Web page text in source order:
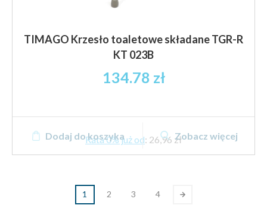
TIMAGO Krzesło toaletowe składane TGR-R
KT 023B
134.78 zł
Rata 0% już od: 26,96 zł
Dodaj do koszyka Zobacz więcej
1 2 3 4